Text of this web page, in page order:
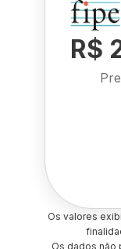
R$
Os valores
Os dados não